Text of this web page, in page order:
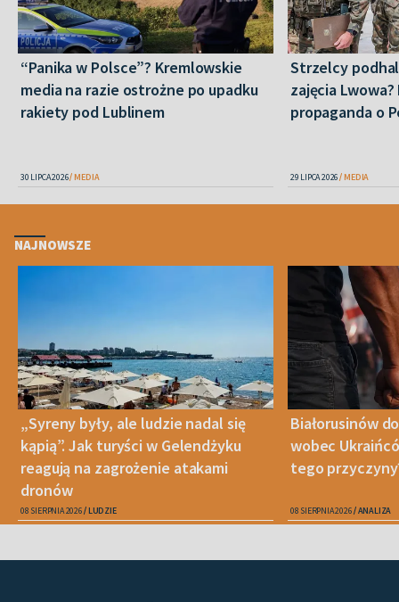
“Panika w Polsce”? Kremlowskie
media na razie ostrożne po upadku
rakiety pod Lublinem
30 LIPCA 2026 MEDIA
Strzelcy
zajęcia Lwowa?
propaganda o
29 LIPCA 2026 MEDIA
NAJNOWSZE
„Syreny były, ale ludzie nadal się
kąpią”. Jak turyści w Gelendżyku
reagują na zagrożenie atakami
dronów
08 SIERPNIA 2026 LUDZIE
Białorusinów
wobec
tego
08 SIERPNIA 2026 ANALIZA